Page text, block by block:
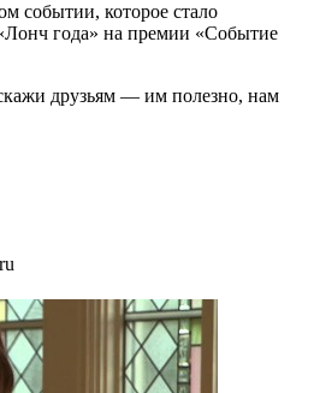
событии, которое стало
года» на премии «Событие
друзьям — им полезно, нам